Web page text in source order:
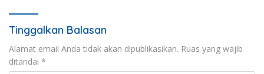
Tinggalkan Balasan
Alamat email Anda tidak akan dipublikasikan. Ruas yang wajib
ditandai *